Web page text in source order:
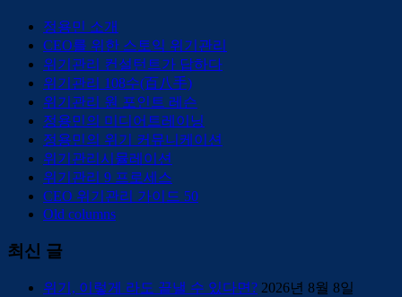
정용민 소개
CEO를 위한 스토익 위기관리
위기관리 컨설턴트가 답하다
위기관리 108수(百八手)
위기관리 원 포인트 레슨
정용민의 미디어트레이닝
정용민의 위기 커뮤니케이션
위기관리시뮬레이션
위기관리 9 프로세스
CEO 위기관리 가이드 50
Old columns
최신 글
위기, 이렇게 라도 끝낼 수 있다면? 2026년 8월 8일